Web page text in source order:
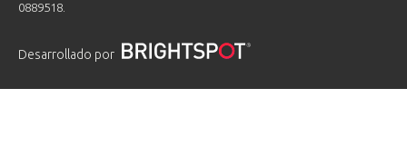
0889518.
Desarrollado por